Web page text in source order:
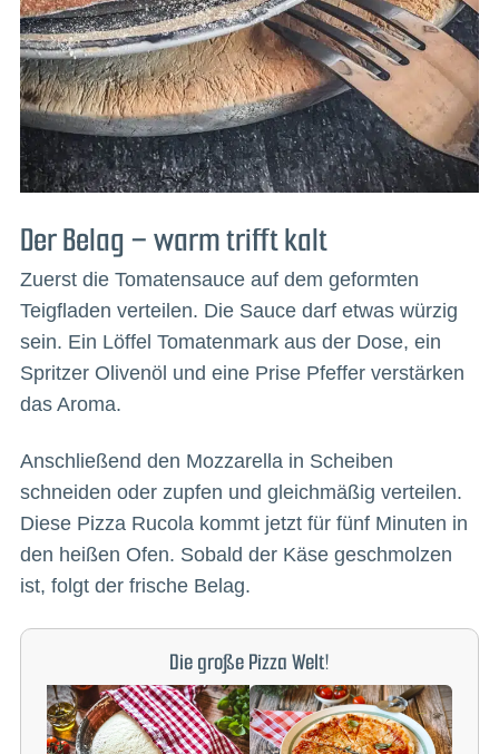
Der Belag – warm trifft kalt
Zuerst die Tomatensauce auf dem geformten
Teigfladen verteilen. Die Sauce darf etwas würzig
sein. Ein Löffel Tomatenmark aus der Dose, ein
Spritzer Olivenöl und eine Prise Pfeffer verstärken
das Aroma.
Anschließend den Mozzarella in Scheiben
schneiden oder zupfen und gleichmäßig verteilen.
Diese Pizza Rucola kommt jetzt für fünf Minuten in
den heißen Ofen. Sobald der Käse geschmolzen
ist, folgt der frische Belag.
Die große Pizza Welt!